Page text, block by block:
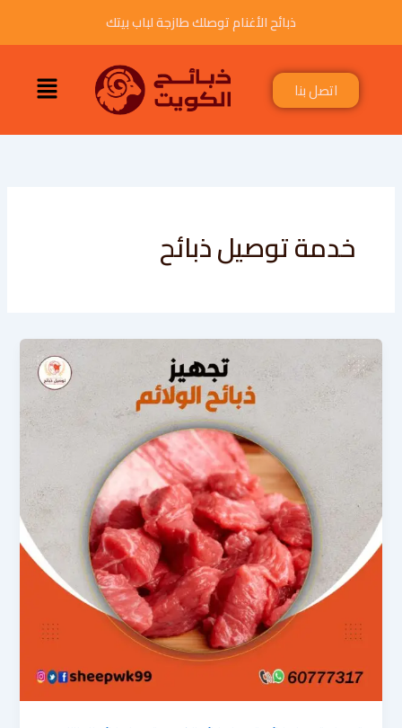
المحتوى
ذبائح الأغنام توصلك طازجة لباب بيتك
اتصل بنا القائمة
خدمة توصيل ذبائح